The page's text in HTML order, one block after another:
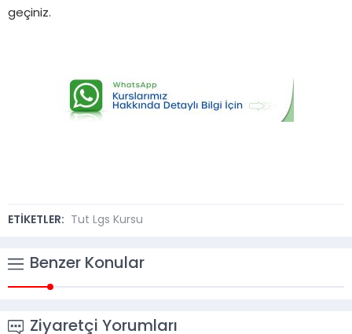
geçiniz.
ETİKETLER: Tut Lgs Kursu
Benzer Konular
Ziyaretçi Yorumları